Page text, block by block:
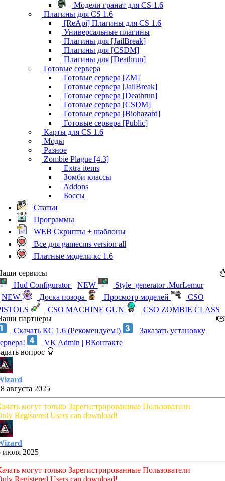
Модели гранат для CS 1.6
Плагины для CS 1.6
[ReApi] Плагины для CS 1.6
Универсальные плагины
Плагины для [JailBreak]
Плагины для [CSDM]
Плагины для [Deathrun]
Готовые сервера
Готовые сервера [ZM]
Готовые сервера [JailBreak]
Готовые сервера [Deathrun]
Готовые сервера [CSDM]
Готовые сервера [Biohazard]
Готовые сервера [Public]
Карты для CS 1.6
Моды
Разное
Zombie Plague [4.3]
Extra items
Зомби классы
Addons
Боссы
Статьи
Программы
WEB Скрипты + шаблоны
Все для gamecms version all
Платные модели кс 1.6
сервисы
Hud Configurator
NEW
Style_generator .MurLemur
NEW
Доска позора Просмотр моделей
CSO
CSO MACHINE GUN
CSO ZOMBIE CLASS
партнеры
Скачать КС 1.6 (Рекомендуем!)
Заказать установку
VK Admin | ВКонтакте
вопрос
августа 2025
могут только Зарегистрированные Пользователи
Registered Users can download!
июля 2025
могут только Зарегистрированные Пользователи